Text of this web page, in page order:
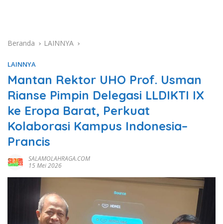
Beranda LAINNYA
LAINNYA
Mantan Rektor UHO Prof. Usman
Rianse Pimpin Delegasi LLDIKTI IX
ke Eropa Barat, Perkuat
Kolaborasi Kampus Indonesia–
Prancis
SALAMOLAHRAGA.COM
15 Mei 2026